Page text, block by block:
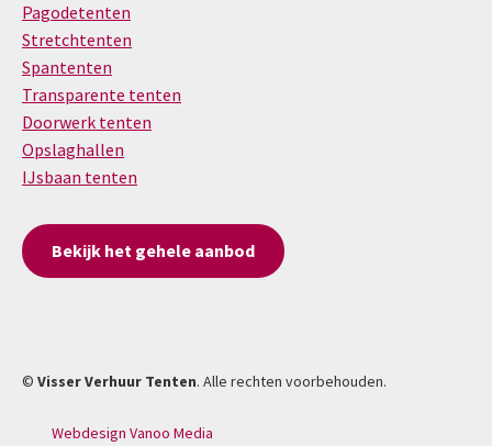
Pagodetenten
Stretchtenten
Spantenten
Transparente tenten
Doorwerk tenten
Opslaghallen
IJsbaan tenten
Bekijk het gehele aanbod
© Visser Verhuur Tenten. Alle rechten voorbehouden.
Webdesign Vanoo Media